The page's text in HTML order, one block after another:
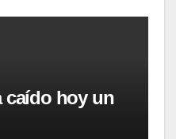
caído hoy un